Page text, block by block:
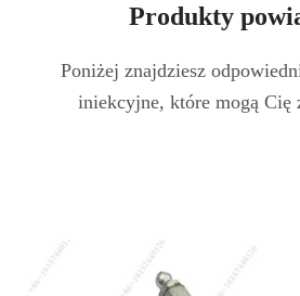
Produkty
Poniżej znajdziesz
iniekcyjne, które mogą Cię